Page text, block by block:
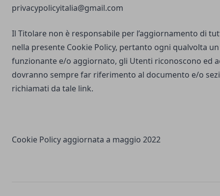
privacypolicyitalia@gmail.com
Il Titolare non è responsabile per l’aggiornamento di
nella presente Cookie Policy, pertanto ogni qualvolta
funzionante e/o aggiornato, gli Utenti riconoscono ed
dovranno sempre far riferimento al documento e/o
richiamati da tale link.
Cookie Policy aggiornata a maggio 2022